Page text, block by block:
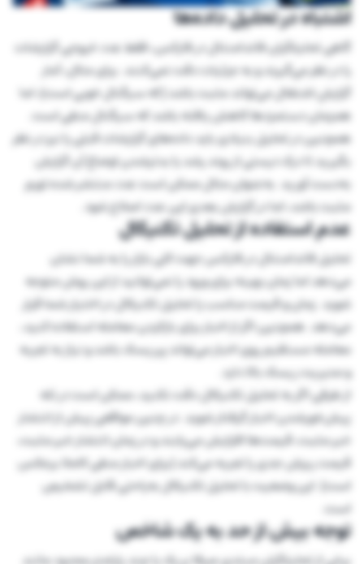
اشتباه در تحلیل داده‌ها
گاهی تحلیلگران فاندامنتال در فارکس، فقط عدد خروجی گزارشات
را در نظر می‌گیرند و به جزئیات دقت نمی‌کنند. برای مثال، آمار
گزارشِ اشتغال می‌تواند مثبت باشد (که سیگنال خوبی است)، اما
همزمان دستمزدها کاهش یافته باشد که سیگنال منفی است.
همچنین در تحلیل بنیادی باید داده‌های گزارشات قبلی را نیز در نظر
بگیرید تا درک درستی از روند رشد یا بدترشدن اوضاع آن گزارش
به‌دست آورید. به‌عنوان مثال ممکن است عدد منتشر شده تورم
مثبت باشد، اما در گزارش بعدی این عدد اصلاح شود.
عدم استفاده از تحلیل تکنیکال
تحلیل فاندامنتال در فارکس جهت کلی بازار را به شما نشان
می‌دهد اما زمان بهینه برای ورود را نمی‌توانید از این روش متوجه
شوید. زمان و قیمت مناسب را تحلیل تکنیکال در اختیار شما قرار
می‌دهد. همچنین اگر از اخبار برای بازکردن معامله استفاده کنید،
معامله مستقیم روی اخبار می‌تواند پرریسک باشد و نیاز به تجربه
و مدیریت ریسک بالا دارد.
از طرفی اگر به تحلیل تکنیکال دقت نکنید، ممکن است در تله
پیش‌خورشدن اخبار گرفتار شوید. در چنین مواقعی پیش از انتشار
خبر مثبت، قیمت‌ها افزایش می‌یابند و در زمان انتشار خبر مثبت،
قیمت ریزش جدی را تجربه می‌کند (برای اخبار منفی کاملا برعکس
است). این وضعیت با تحلیل تکنیکال به‌راحتی قابل تشخیص
است.
توجه بیش از حد به یک شاخص